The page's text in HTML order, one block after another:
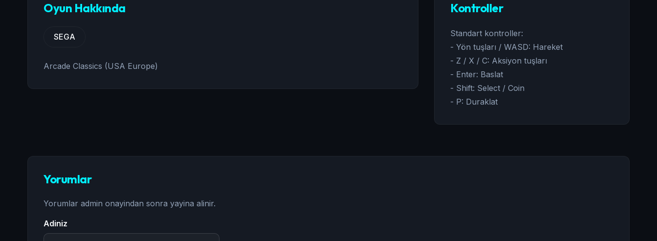
Oyun Hakkında
SEGA
Arcade Classics (USA Europe)
Kontroller
Standart kontroller:
- Yön tuşları / WASD: Hareket
- Z / X / C: Aksiyon tuşları
- Enter: Baslat
- Shift: Select / Coin
- P: Duraklat
Yorumlar
Yorumlar admin onayindan sonra yayina alinir.
Adiniz